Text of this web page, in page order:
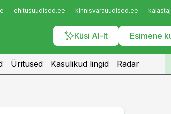
ehitusuudised.ee kinnisvarauudised.ee
Küsi AI-lt Esimene
Üritused Kasulikud lingid Radar